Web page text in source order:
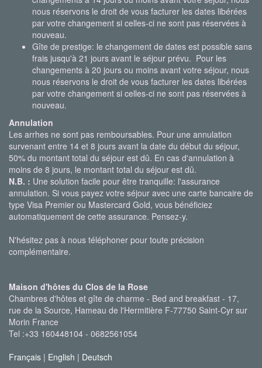
nous réservons le droit de vous facturer les dates libérées
par votre changement si celles-ci ne sont pas réservées à
nouveau.
Gîte de prestige: le changement de dates est possible sans
frais jusqu'à 21 jours avant le séjour prévu. Pour les
changements à 20 jours ou moins avant votre séjour, nous
nous réservons le droit de vous facturer les dates libérées
par votre changement si celles-ci ne sont pas réservées à
nouveau.
Annulation
Les arrhes ne sont pas remboursables. Pour une annulation
survenant entre 14 et 8 jours avant la date du début du séjour,
50% du montant total du séjour est dû. En cas d'annulation à
moins de 8 jours, le montant total du séjour est dû.
N.B. : Une solution facile pour être tranquille: l'assurance
annulation. Si vous payez votre séjour avec une carte bancaire de
type Visa Premier ou Mastercard Gold, vous bénéficiez
automatiquement de cette assurance. Pensez-y.
N'hésitez pas à nous téléphoner pour toute précision
complémentaire.
Maison d'hôtes du Clos de la Rose
Chambres d'hôtes et gîte de charme - Bed and breakfast - 17,
rue de la Source, Hameau de l'Hermitière F-77750 Saint-Cyr sur
Morin France
Tel :+33 160448104 - 0682561054
Français | English | Deutsch